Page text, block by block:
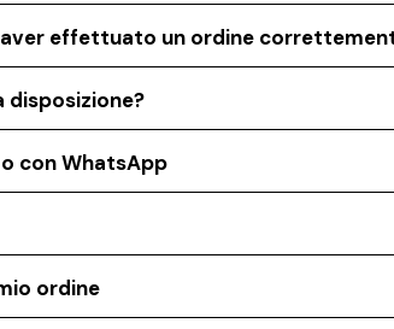
effettuato un ordine
disposizione?
con WhatsApp
ordine